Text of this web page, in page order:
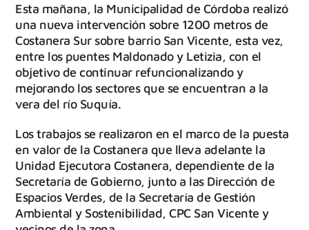
Esta mañana, la Municipalidad de Córdoba realizó
una nueva intervención sobre 1200 metros de
Costanera Sur sobre barrio San Vicente, esta vez,
entre los puentes Maldonado y Letizia, con el
objetivo de continuar refuncionalizando y
mejorando los sectores que se encuentran a la
vera del río Suquía.
Los trabajos se realizaron en el marco de la puesta
en valor de la Costanera que lleva adelante la
Unidad Ejecutora Costanera, dependiente de la
Secretaría de Gobierno, junto a las Dirección de
Espacios Verdes, de la Secretaría de Gestión
Ambiental y Sostenibilidad, CPC San Vicente y